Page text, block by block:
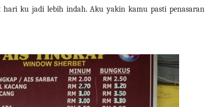
ku jadi lebih indah. Aku yakin kamu pasti penasaran